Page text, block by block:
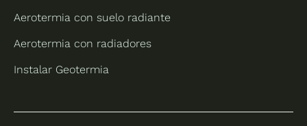
Aerotermia con suelo radiante
Aerotermia con radiadores
Instalar Geotermia